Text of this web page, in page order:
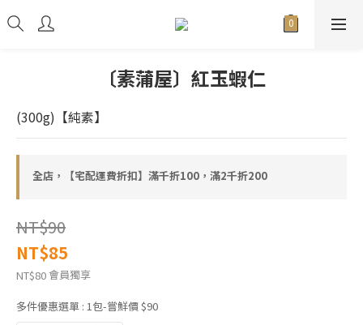
〔素蒲屋〕紅玉蝦仁
(300g)【純素】
全店，【宅配運費折扣】滿千折100，滿2千折200
NT$90
NT$85
NT$80會員獨享
多件優惠選單 : 1包-嘗鮮價 $90